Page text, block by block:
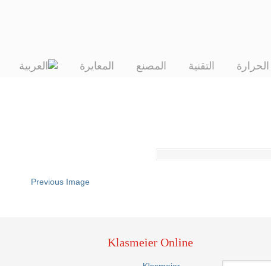
التقنية المصنع المعايرة
Previous Image
Klasmeier Online